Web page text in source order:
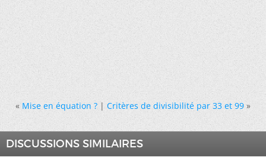
« Mise en équation ?|Critères de divisibilité par 33 et 99 »
DISCUSSIONS SIMILAIRES